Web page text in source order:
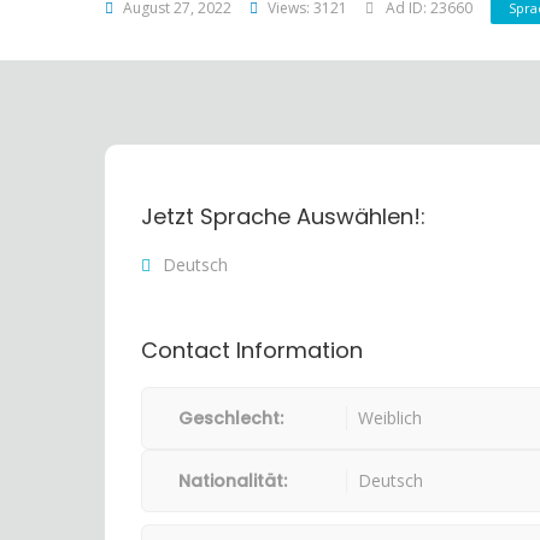
August 27, 2022 Views: 3121 Ad ID: 23660
Jetzt Sprache Auswählen!:
Deutsch
Contact Information
Geschlecht: Weiblich
Nationalität: Deutsch